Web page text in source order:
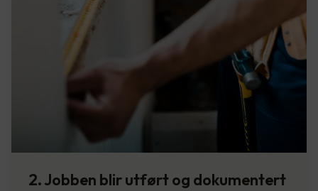
2. Jobben blir utført og dokumentert